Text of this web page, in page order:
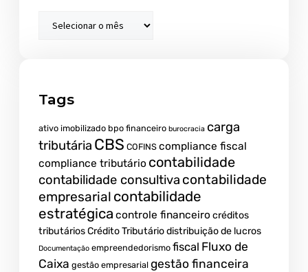
Tags
ativo imobilizado bpo financeiro burocracia carga
tributária CBS COFINS compliance fiscal
compliance tributário contabilidade
contabilidade consultiva contabilidade
empresarial contabilidade
estratégica controle financeiro créditos
tributáriosCrédito Tributáriodistribuição de lucros
Documentação empreendedorismo fiscal Fluxo de
Caixa gestão empresarial gestão financeira